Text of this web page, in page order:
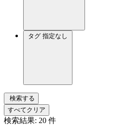
タグ 指定なし
検索する
すべてクリア
検索結果: 20 件